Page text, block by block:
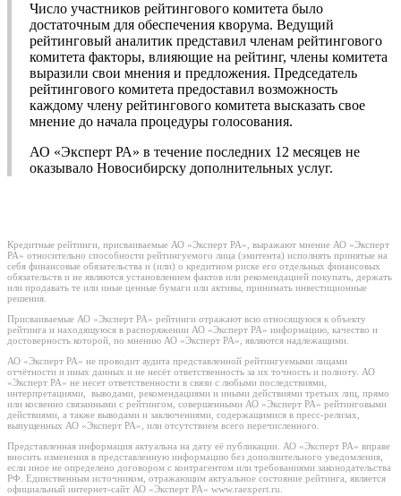
Число участников рейтингового комитета было
достаточным для обеспечения кворума. Ведущий
рейтинговый аналитик представил членам рейтингового
комитета факторы, влияющие на рейтинг, члены комитета
выразили свои мнения и предложения. Председатель
рейтингового комитета предоставил возможность
каждому члену рейтингового комитета высказать свое
мнение до начала процедуры голосования.
АО «Эксперт РА» в течение последних 12 месяцев не
оказывало Новосибирску дополнительных услуг.
Кредитные рейтинги, присваиваемые АО «Эксперт РА», выражают мнение АО «Эксперт
РА» относительно способности рейтингуемого лица (эмитента) исполнять принятые на
себя финансовые обязательства и (или) о кредитном риске его отдельных финансовых
обязательств и не являются установлением фактов или рекомендацией покупать, держать
или продавать те или иные ценные бумаги или активы, принимать инвестиционные
решения.
Присваиваемые АО «Эксперт РА» рейтинги отражают всю относящуюся к объекту
рейтинга и находящуюся в распоряжении АО «Эксперт РА» информацию, качество и
достоверность которой, по мнению АО «Эксперт РА», являются надлежащими.
АО «Эксперт РА» не проводит аудита представленной рейтингуемыми лицами
отчётности и иных данных и не несёт ответственность за их точность и полноту. АО
«Эксперт РА» не несет ответственности в связи с любыми последствиями,
интерпретациями, выводами, рекомендациями и иными действиями третьих лиц, прямо
или косвенно связанными с рейтингом, совершенными АО «Эксперт РА» рейтинговыми
действиями, а также выводами и заключениями, содержащимися в пресс-релизах,
выпущенных АО «Эксперт РА», или отсутствием всего перечисленного.
Представленная информация актуальна на дату её публикации. АО «Эксперт РА» вправе
вносить изменения в представленную информацию без дополнительного уведомления,
если иное не определено договором с контрагентом или требованиями законодательства
РФ. Единственным источником, отражающим актуальное состояние рейтинга, является
официальный интернет-сайт АО «Эксперт РА» www.raexpert.ru.